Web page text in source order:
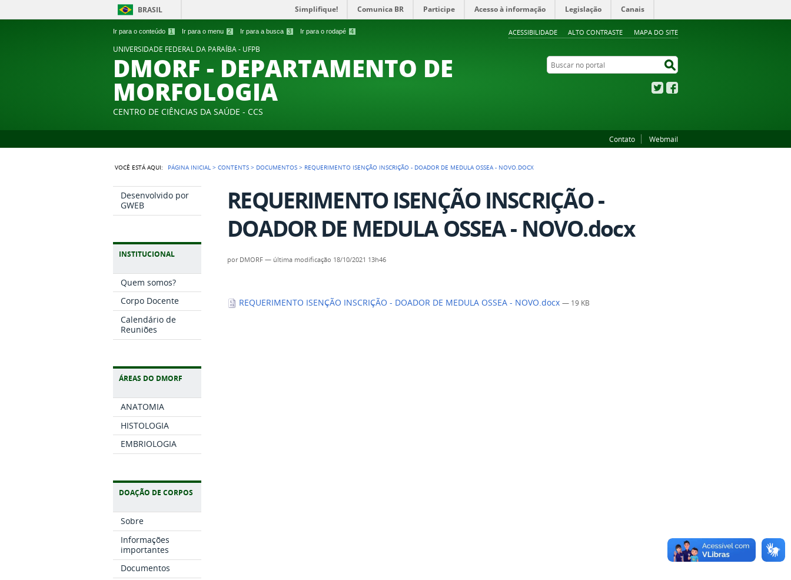
Ir para o conteúdo 1 Ir para o menu 2 Ir para a busca 3 Ir para o rodapé 4 ACESSIBILIDADE ALTO CONTRASTE MAPA DO SITE
BRASIL Simplifique! Comunica BR Participe Acesso à informação Legislação Canais
UNIVERSIDADE FEDERAL DA PARAÍBA - UFPB
DMORF - DEPARTAMENTO DE
MORFOLOGIA
CENTRO DE CIÊNCIAS DA SAÚDE - CCS
Buscar no portal
Twitter
Contato Webmail
VOCÊ ESTÁ AQUI: PÁGINA INICIAL >CONTENTS > DOCUMENTOS > REQUERIMENTO ISENÇÃO INSCRIÇÃO - DOADOR DE MEDULA OSSEA - NOVO.DOCX
Desenvolvido por
GWEB
INSTITUCIONAL
Quem somos?
Corpo Docente
Calendário de
Reuniões
ÁREAS DO DMORF
ANATOMIA
HISTOLOGIA
EMBRIOLOGIA
DOAÇÃO DE CORPOS
Sobre
Informações
importantes
Documentos
REQUERIMENTO ISENÇÃO INSCRIÇÃO -
DOADOR DE MEDULA OSSEA - NOVO.docx
por DMORF — última modificação 18/10/2021 13h46
REQUERIMENTO ISENÇÃO INSCRIÇÃO - DOADOR DE MEDULA OSSEA - NOVO.docx— 19 KB